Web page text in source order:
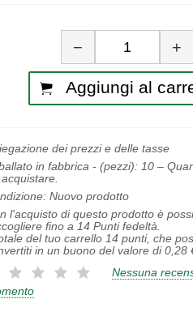
Quantità
− +
Aggiungi al
dei prezzi e delle tasse
in fabbrica - (pezzi): 10–
Nuovo prodotto
l'acquisto di questo prodotto è
fino a 14Punti fedeltà.
del tuo carrello 14punti, che
in un buono del valore di 0,28
Nessuna